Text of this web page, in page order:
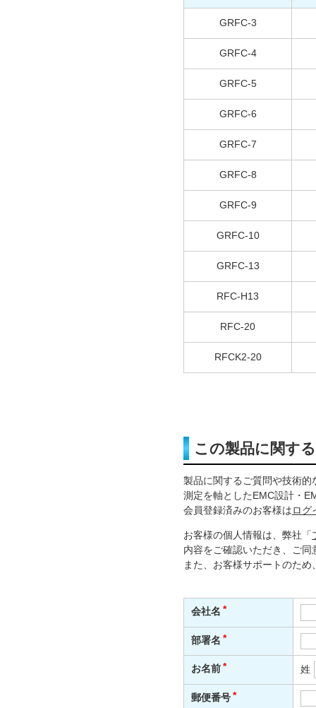
GRFC-3
GRFC-4
GRFC-5
GRFC-6
GRFC-7
GRFC-8
GRFC-9
GRFC-10
GRFC-13
RFC-H13
RFC-20
RFCK2-20
この製品に関す
製品に関するご質問や技術
測定を軸としたEMC設計・
会員登録済みのお客様はログ
お客様の個人情報は、弊社「
内容をご確認いただき、ご
また、お客様サポートのた